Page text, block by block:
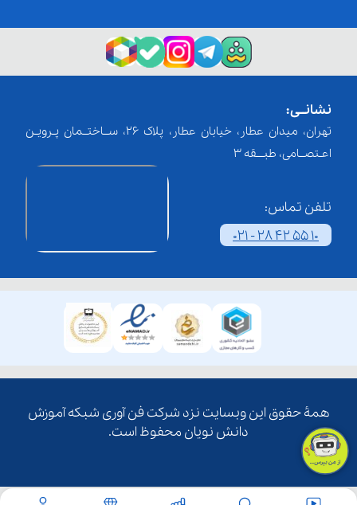
نشانــی:
تهران، میدان عطار، خیابان عطار، پلاک 26، ســاختــمان پـرویـن
اعـتصــامی، طبـــقه 3
تلفن تماس:
021 - 28 42 55 10
همۀ حقوق این وبسایت نزد شرکت فن آوری شبکه آموزش
دانش نویان محفوظ است.